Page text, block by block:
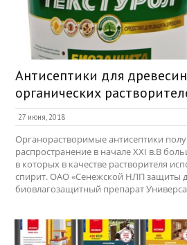
Антисептики для
органических
27 июня, 2018
Органорастворимые антисептики
распространение в начале XXI в.В
в которых в качестве растворителя
спирит. ОАО «Сенежской НЛП защиты
биовлагозащитный препарат